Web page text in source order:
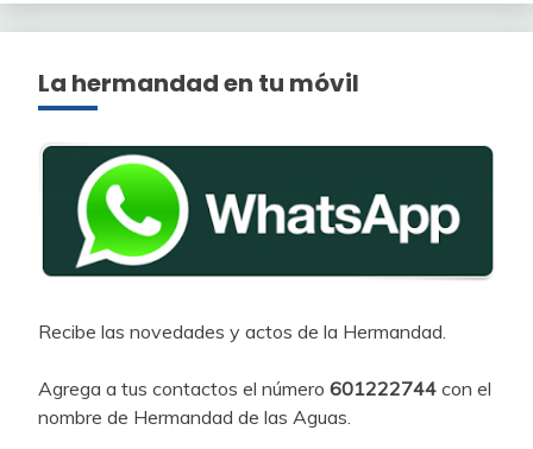
La hermandad en tu móvil
Recibe las novedades y actos de la Hermandad.
Agrega a tus contactos el número 601222744 con el
nombre de Hermandad de las Aguas.